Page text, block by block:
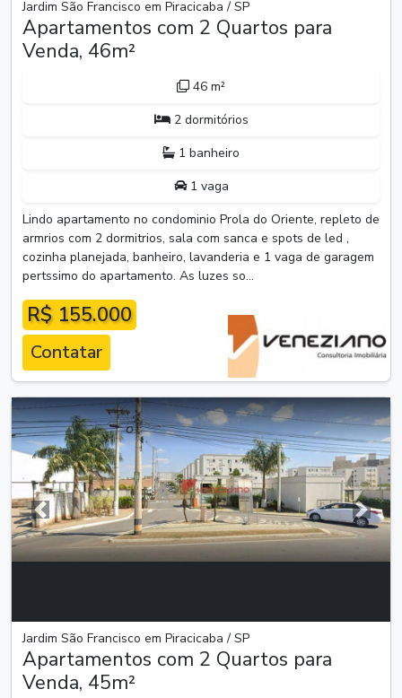
Jardim São Francisco em Piracicaba / SP
Apartamentos com 2 Quartos para
Venda, 46m²
46 m²
2 dormitórios
1 banheiro
1 vaga
Lindo apartamento no condominio Prola do Oriente, repleto de
armrios com 2 dormitrios, sala com sanca e spots de led ,
cozinha planejada, banheiro, lavanderia e 1 vaga de garagem
pertssimo do apartamento. As luzes so...
R$ 155.000
Contatar
Anterior
Jardim São Francisco em Piracicaba / SP
Apartamentos com 2 Quartos para
Venda, 45m²